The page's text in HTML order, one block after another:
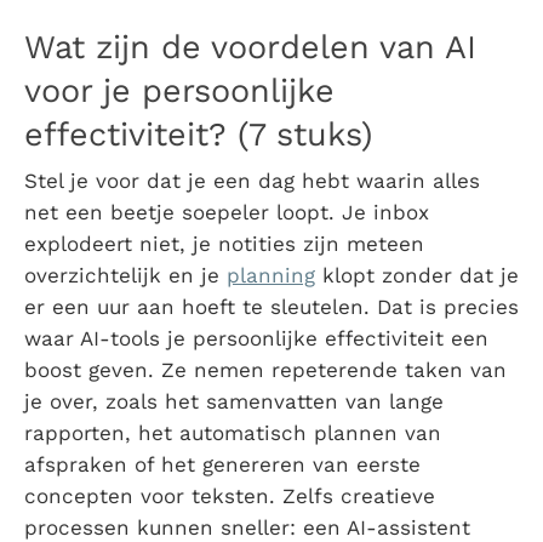
Wat zijn de voordelen van AI
voor je persoonlijke
effectiviteit? (7 stuks)
Stel je voor dat je een dag hebt waarin alles
net een beetje soepeler loopt. Je inbox
explodeert niet, je notities zijn meteen
overzichtelijk en je planning klopt zonder dat je
er een uur aan hoeft te sleutelen. Dat is precies
waar AI-tools je persoonlijke effectiviteit een
boost geven. Ze nemen repeterende taken van
je over, zoals het samenvatten van lange
rapporten, het automatisch plannen van
afspraken of het genereren van eerste
concepten voor teksten. Zelfs creatieve
processen kunnen sneller: een AI-assistent